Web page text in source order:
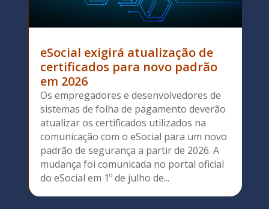
eSocial exigirá atualização de
certificados para novo padrão
em 2026
Os empregadores e desenvolvedores de
sistemas de folha de pagamento deverão
atualizar os certificados utilizados na
comunicação com o eSocial para um novo
padrão de segurança a partir de 2026. A
mudança foi comunicada no portal oficial
do eSocial em 1º de julho de...